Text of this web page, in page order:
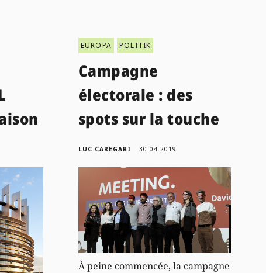
EUROPA POLITIK
Campagne
électorale : des
spots sur la touche
LUC CAREGARI 30.04.2019
À peine commencée, la campagne